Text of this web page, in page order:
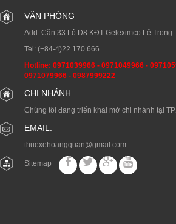
VĂN PHÒNG
Add: Căn 33 Lô D8 KĐT Geleximco Lê Trọng
Tel: (+84-4)22.170.666
Hotline: 0971039966 - 0971049966 -
0971079966 - 0987999222
CHI NHÁNH
Chúng tôi đang triển khai mở chi nhánh tại
EMAIL:
thuexehoangquan@gmail.com
Sitemap